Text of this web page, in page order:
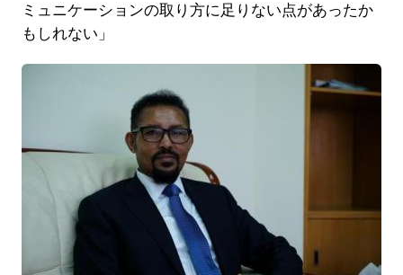
ミュニケーションの取り方に足りない点があったか
もしれない」